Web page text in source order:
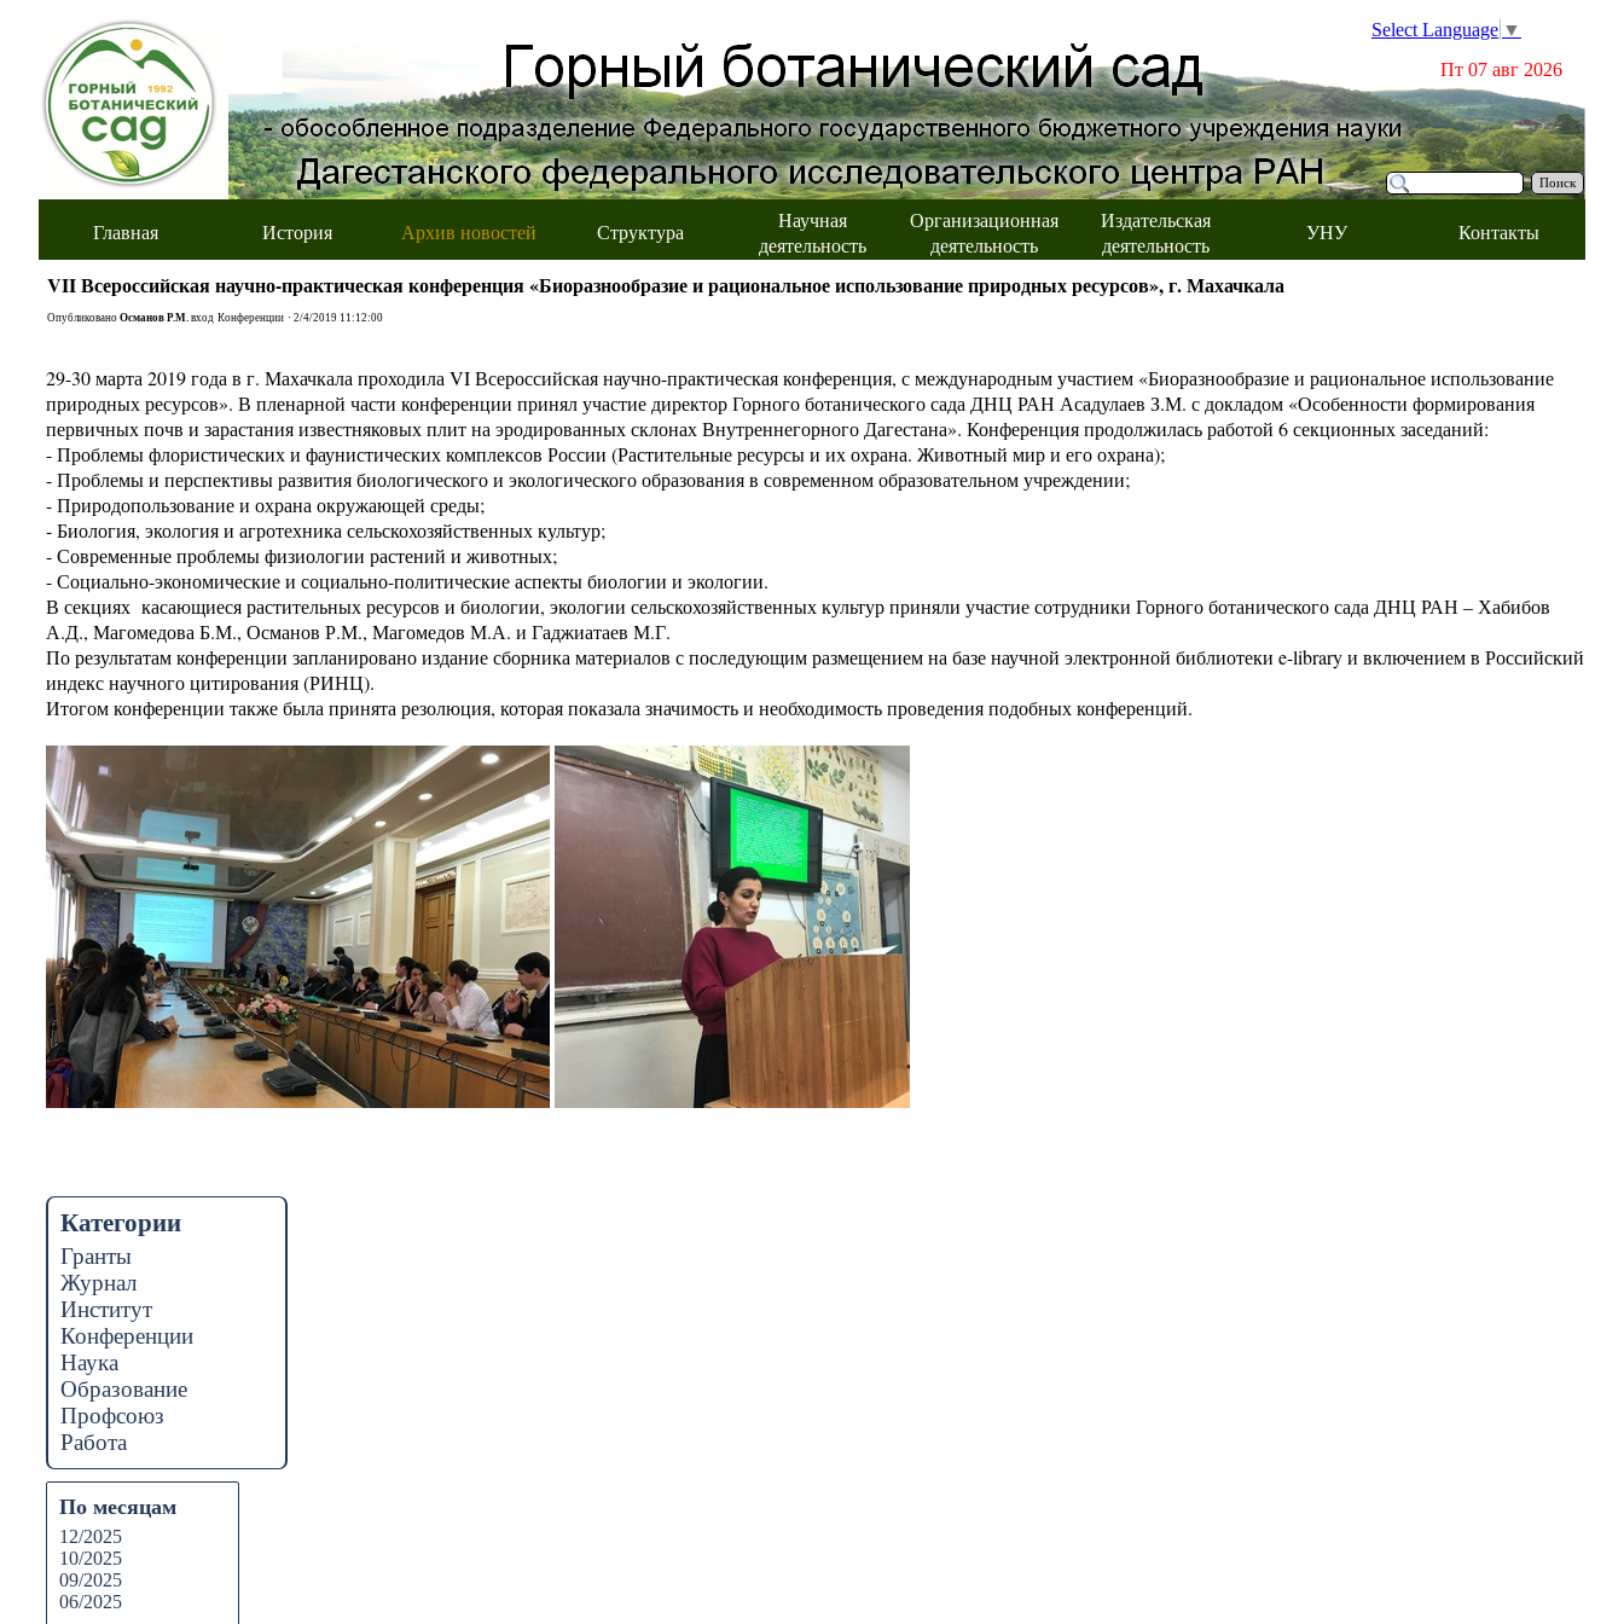
Поиск
Select Language ▼
Пт 07 авг 2026
Главная История Архив новостей Структура
Научная
деятельность
Организационная
деятельность
Издательская
деятельность
УНУ Контакты
VII Всероссийская научно-практическая конференция «Биоразнообразие и рациональное использование природных ресурсов», г. Махачкала
Опубликовано Османов Р.М. вход Конференции · 2/4/2019 11:12:00
29-30 марта 2019 года в г. Махачкала проходила VI Всероссийская научно-практическая конференция, с международным участием «Биоразнообразие и рациональное использование
природных ресурсов». В пленарной части конференции принял участие директор Горного ботанического сада ДНЦ РАН Асадулаев З.М. с докладом «Особенности формирования
первичных почв и зарастания известняковых плит на эродированных склонах Внутреннегорного Дагестана». Конференция продолжилась работой 6 секционных заседаний:
- Проблемы флористических и фаунистических комплексов России (Растительные ресурсы и их охрана. Животный мир и его охрана);
- Проблемы и перспективы развития биологического и экологического образования в современном образовательном учреждении;
- Природопользование и охрана окружающей среды;
- Биология, экология и агротехника сельскохозяйственных культур;
- Современные проблемы физиологии растений и животных;
- Социально-экономические и социально-политические аспекты биологии и экологии.
В секциях касающиеся растительных ресурсов и биологии, экологии сельскохозяйственных культур приняли участие сотрудники Горного ботанического сада ДНЦ РАН – Хабибов
А.Д., Магомедова Б.М., Османов Р.М., Магомедов М.А. и Гаджиатаев М.Г.
По результатам конференции запланировано издание сборника материалов с последующим размещением на базе научной электронной библиотеки e-library и включением в Российский
индекс научного цитирования (РИНЦ).
Итогом конференции также была принята резолюция, которая показала значимость и необходимость проведения подобных конференций.
Категории
Гранты
Журнал
Институт
Конференции
Наука
Образование
Профсоюз
Работа
По месяцам
12/2025
10/2025
09/2025
06/2025